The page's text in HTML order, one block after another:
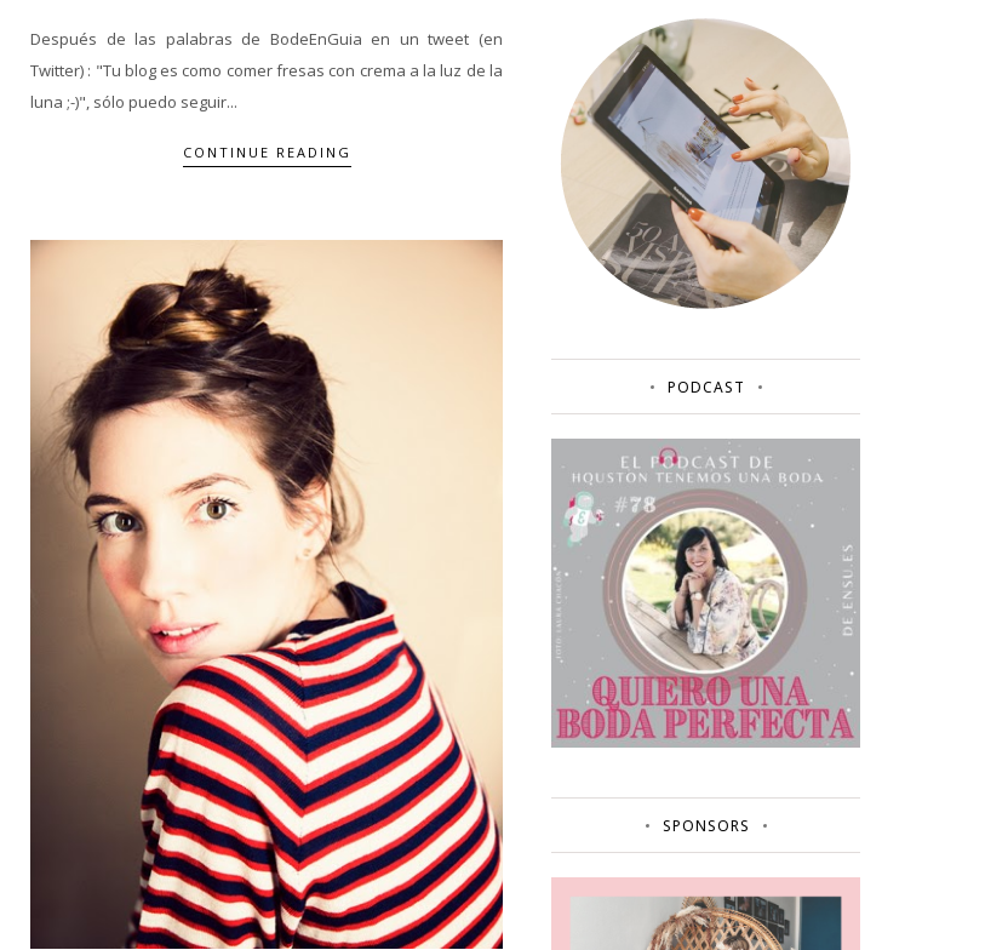
Después de las palabras de BodeEnGuia en un tweet (en
Twitter) : "Tu blog es como comer fresas con crema a la luz de la
luna ;-)", sólo puedo seguir...
CONTINUE READING
PODCAST
SPONSORS